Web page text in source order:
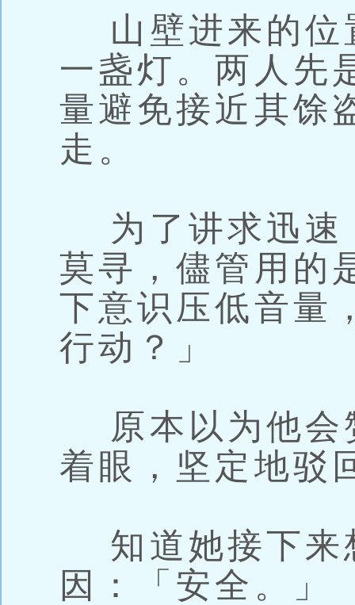
山壁进来的位
一盏灯。两人先
量避免接近其馀
走。
为了讲求迅速
莫寻，儘管用的
下意识压低音量
行动？」
原本以为他会
着眼，坚定地驳
知道她接下来
因：「安全。」